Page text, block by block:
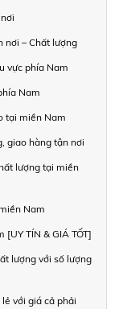
nơi – Chất lượng
vực phía Nam
Nam
tại miền Nam
giao hàng tận nơi
lượng tại miền
Nam
TÍN & GIÁ TỐT]
lượng với số lượng
với giá cả phải